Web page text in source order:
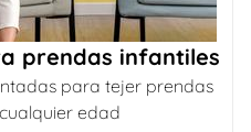
prendas infantiles
para tejer prendas
edad